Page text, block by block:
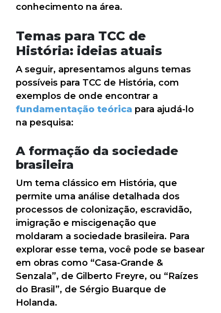
conhecimento na área.
Temas para TCC de
História: ideias atuais
A seguir, apresentamos alguns temas
possíveis para TCC de História, com
exemplos de onde encontrar a
fundamentação teórica para ajudá-lo
na pesquisa:
A formação da sociedade
brasileira
Um tema clássico em História, que
permite uma análise detalhada dos
processos de colonização, escravidão,
imigração e miscigenação que
moldaram a sociedade brasileira. Para
explorar esse tema, você pode se basear
em obras como “Casa-Grande &
Senzala”, de Gilberto Freyre, ou “Raízes
do Brasil”, de Sérgio Buarque de
Holanda.